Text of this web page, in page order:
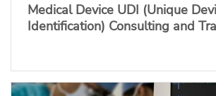
Medical Device UDI (Unique
Identification) Consulting and